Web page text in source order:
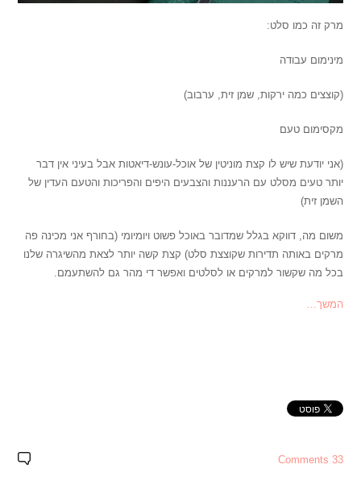
מרק זה כמו סלט:
מינימום עבודה
(קוצצים כמה ירקות, שמן זית, ערבוב)
מקסימום טעם
(אני יודעת שיש לו קצת מוניטין של אוכל-עונש-דיאטות אבל בעיני אין דבר
יותר טעים מסלט עם הרעננות והצבעים היפים והפריכות והטעם העדין של
השמן זית)
משום מה, דווקא בגלל שמדובר באוכל פשוט ויומיומי (בחורף אני מכינה פה
מרקים באותה תדירות שקוצצת סלט) קצת קשה יותר לצאת מהשיגרה שלנו
בכל מה שקשור למרקים או לסלטים ואפשר די מהר גם להשתעמם.
המשך…
33 Comments